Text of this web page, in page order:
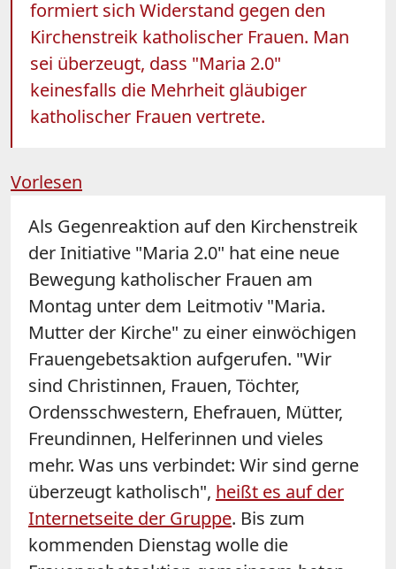
formiert sich Widerstand gegen den
Kirchenstreik katholischer Frauen. Man
sei überzeugt, dass "Maria 2.0"
keinesfalls die Mehrheit gläubiger
katholischer Frauen vertrete.
Vorlesen
Als Gegenreaktion auf den Kirchenstreik
der Initiative "Maria 2.0" hat eine neue
Bewegung katholischer Frauen am
Montag unter dem Leitmotiv "Maria.
Mutter der Kirche" zu einer einwöchigen
Frauengebetsaktion aufgerufen. "Wir
sind Christinnen, Frauen, Töchter,
Ordensschwestern, Ehefrauen, Mütter,
Freundinnen, Helferinnen und vieles
mehr. Was uns verbindet: Wir sind gerne
überzeugt katholisch", heißt es auf der
Internetseite der Gruppe. Bis zum
kommenden Dienstag wolle die